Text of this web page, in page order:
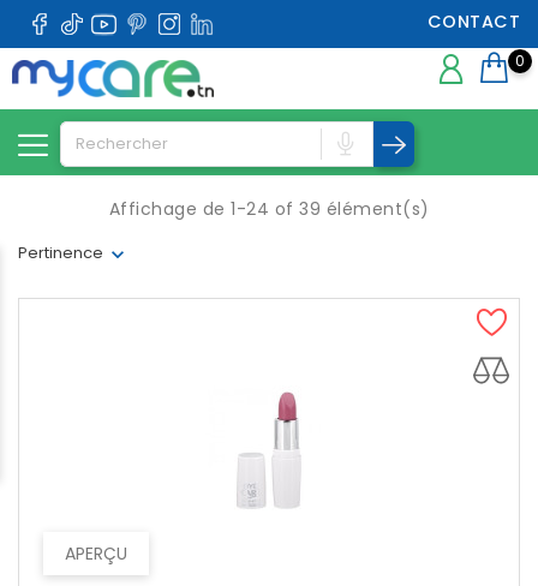
CONTACT
0
Pertinence
Affichage de 1-24 of 39 élément(s)
APERÇU